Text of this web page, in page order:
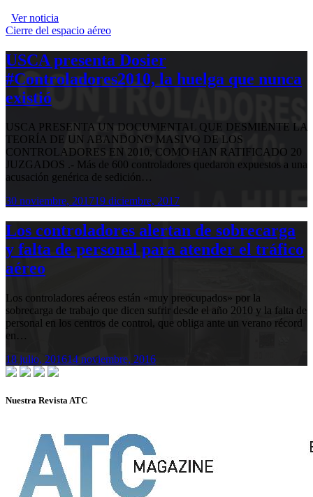
Ver noticia
Cierre del espacio aéreo
USCA presenta Dosier
#Controladores2010, la huelga que nunca
existió
USCA PRESENTA UN DOCUMENTAL QUE DESMIENTE LA
TEORÍA DE UN ABANDONO MASIVO DE LOS
CONTROLADORES EN 2010, COMO HAN RATIFICADO 20
JUZGADOS .- Más de 600 controladores quedaron expuestos a una
acusación genérica de sedición…
30 noviembre, 201719 diciembre, 2017
Los controladores alertan de sobrecarga
y falta de personal para atender el tráfico
aéreo
Los controladores aéreos están «muy preocupados» por la
sobrecarga de trabajo que dicen sufrir desde el año 2010 y la falta de
personal en los centros de control, que obliga ante un verano récord
en…
18 julio, 201614 noviembre, 2016
Nuestra Revista ATC